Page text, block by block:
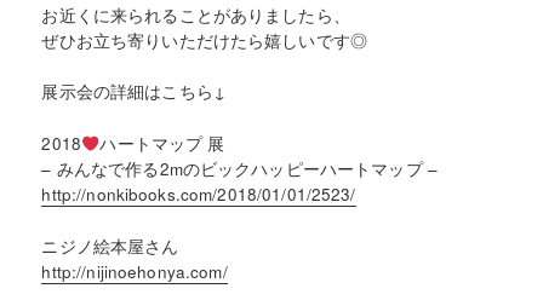
お近くに来られることがありましたら、
ぜひお立ち寄りいただけたら嬉しいです◎
展示会の詳細はこちら↓
2018
ハートマップ 展
– みんなで作る2mのビックハッピーハートマップ –
http://nonkibooks.com/2018/01/01/2523/
ニジノ絵本屋さん
http://nijinoehonya.com/